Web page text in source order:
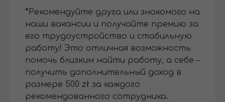
* Рекомендуйте друга или знакомого на
наши вакансии и получайте премию за
его трудоустройство и стабильную
работу! Это отличная возможность
помочь близким найти работу, а себе –
получить дополнительный доход в
размере 500 zł за каждого
рекомендованного сотрудника.